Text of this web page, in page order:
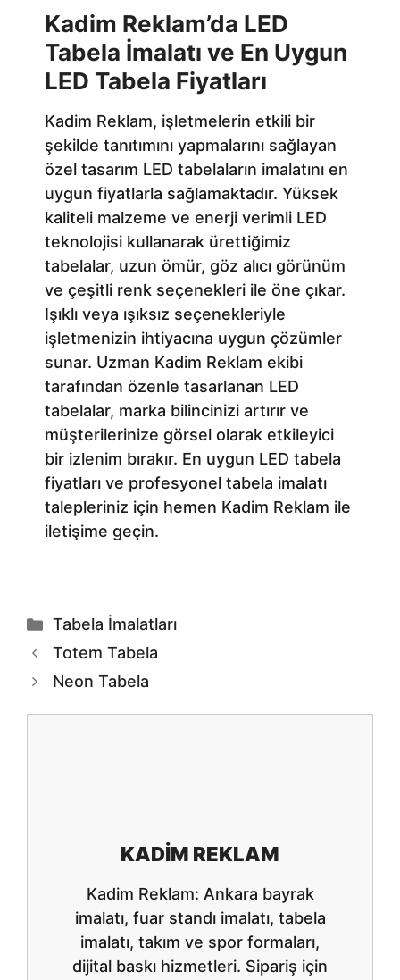
Kadim Reklam’da LED
Tabela İmalatı ve En Uygun
LED Tabela Fiyatları
Kadim Reklam, işletmelerin etkili bir
şekilde tanıtımını yapmalarını sağlayan
özel tasarım LED tabelaların imalatını en
uygun fiyatlarla sağlamaktadır. Yüksek
kaliteli malzeme ve enerji verimli LED
teknolojisi kullanarak ürettiğimiz
tabelalar, uzun ömür, göz alıcı görünüm
ve çeşitli renk seçenekleri ile öne çıkar.
Işıklı veya ışıksız seçenekleriyle
işletmenizin ihtiyacına uygun çözümler
sunar. Uzman Kadim Reklam ekibi
tarafından özenle tasarlanan LED
tabelalar, marka bilincinizi artırır ve
müşterilerinize görsel olarak etkileyici
bir izlenim bırakır. En uygun LED tabela
fiyatları ve profesyonel tabela imalatı
talepleriniz için hemen Kadim Reklam ile
iletişime geçin.
Kategoriler
Tabela İmalatları
Totem Tabela
Neon Tabela
KADIM REKLAM
Kadim Reklam: Ankara bayrak
imalatı, fuar standı imalatı, tabela
imalatı, takım ve spor formaları,
dijital baskı hizmetleri. Sipariş için